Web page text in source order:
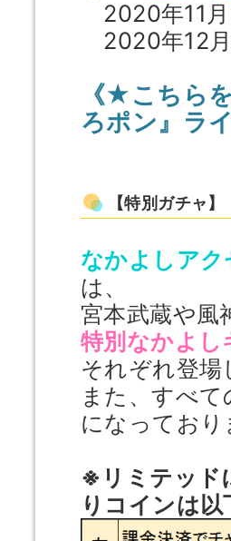
2020年11月
2020年12
《★こちら
ろポン』ラ
【特別ガチャ】
なかよしア
は、
宮本武蔵や風
特別なかよし
それぞれ登場
また、すべ
になっており
※リミテッド
りコインは